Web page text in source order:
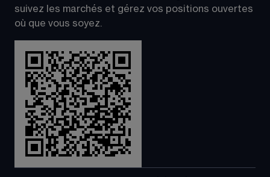
suivez les marchés et gérez vos positions ouvertes
où que vous soyez.